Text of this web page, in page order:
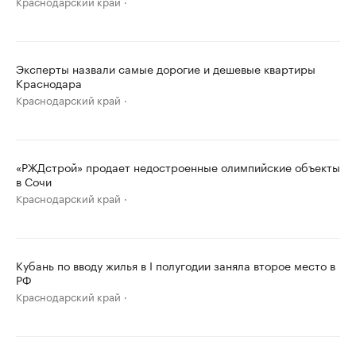
Эксперты назвали самые дорогие и дешевые квартиры
Краснодара
Краснодарский край
«РЖДстрой» продает недостроенные олимпийские объекты
в Сочи
Краснодарский край
Кубань по вводу жилья в I полугодии заняла второе место в
РФ
Краснодарский край